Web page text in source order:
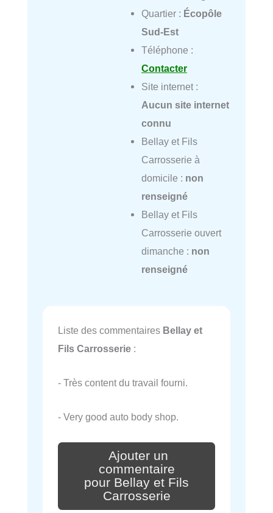
Quartier : Écopôle
Sud-Est
Téléphone :
Contacter
Site internet :
Aucun site internet
connu
Bellay et Fils
Carrosserie à
domicile : non
renseigné
Bellay et Fils
Carrosserie ouvert
dimanche : non
renseigné
Liste des commentaires Bellay et
Fils Carrosserie :
- Très content du travail fourni.
- Very good auto body shop.
Ajouter un
commentaire
pour Bellay et Fils
Carrosserie